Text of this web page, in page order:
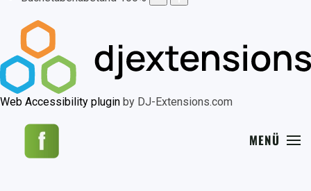
Web Accessibility plugin by DJ-Extensions.com
MENÜ